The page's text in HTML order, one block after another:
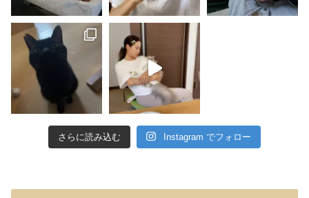
さらに読み込む Instagram でフォロー